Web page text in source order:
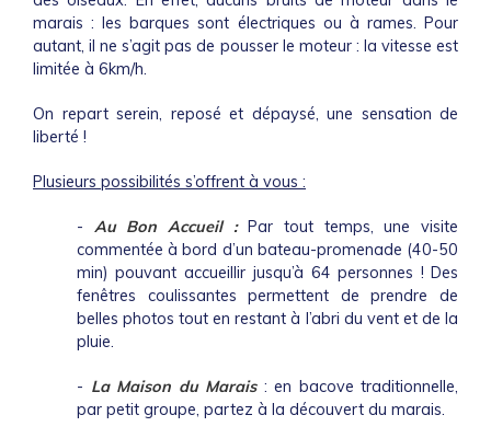
marais : les barques sont électriques ou à rames. Pour
autant, il ne s’agit pas de pousser le moteur : la vitesse est
limitée à 6km/h.
On repart serein, reposé et dépaysé, une sensation de
liberté !
Plusieurs possibilités s’offrent à vous :
- Au Bon Accueil :Par tout temps, une visite
commentée à bord d’un bateau-promenade (40-50
min) pouvant accueillir jusqu’à 64 personnes ! Des
fenêtres coulissantes permettent de prendre de
belles photos tout en restant à l’abri du vent et de la
pluie.
- La Maison du Marais : en bacove traditionnelle,
par petit groupe, partez à la découvert du marais.